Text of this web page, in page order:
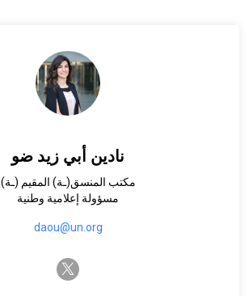
نادين أبي زيد ضو
مكتب المنسق(ـة) المقيم (ـة)
مسؤولة إعلامية وطنية
daou@un.org
twitter-x